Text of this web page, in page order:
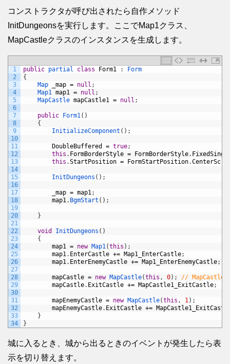
コンストラクタが呼び出されたら自作メソッド
InitDungeonsを実行します。ここでMap1クラス、
MapCastleクラスのインスタンスを生成します。
1
2
3
4
5
6
7
8
9
10
11
12
13
14
15
16
17
18
19
20
21
22
23
24
25
26
27
28
29
30
31
32
33
34
public partial class Form1 :
Form
{
Map
_map = null ;
Map1 map1 = null ;
MapCastle mapCastle1 = null ;
public Form1( )
{
InitializeComponent ( ) ;
DoubleBuffered = true;
this . FormBorderStyle = FormBorderStyle.
this .StartPosition = FormStartPosition.
InitDungeons ( ) ;
_map = map1;
map1. BgmStart ( ) ;
}
void InitDungeons ( )
{
map1 = new Map1(this ) ;
map1. EnterCastle += Map1_EnterCastle;
map1. EnterEnemyCastle += Map1_EnterEnemyCastle;
mapCastle = new MapCastle(this , 0) ;
// MapCastleク
mapCastle. ExitCastle += MapCastle1_ExitCastle;
mapEnemyCastle = new MapCastle(this , 1) ;
mapEnemyCastle. ExitCastle +=
}
}
城に入るとき、城から出るときのイベントが発生したら表
示を切り替えます。